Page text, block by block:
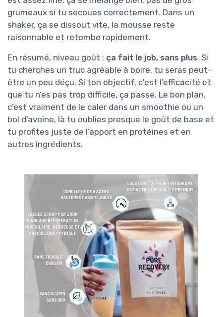
grumeaux si tu secoues correctement. Dans un
shaker, ça se dissout vite, la mousse reste
raisonnable et retombe rapidement.
En résumé, niveau goût : ça fait le job, sans plus. Si
tu cherches un truc agréable à boire, tu seras peut-
être un peu déçu. Si ton objectif, c’est l’efficacité et
que tu n’es pas trop difficile, ça passe. Le bon plan,
c’est vraiment de le caler dans un smoothie ou un
bol d’avoine, là tu oublies presque le goût de base et
tu profites juste de l’apport en protéines et en
autres ingrédients.